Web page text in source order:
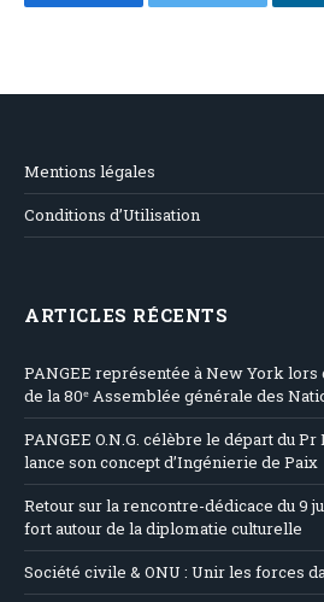
Facebook Twitter
Mentions légales
Conditions d’Utilisation
ARTICLES RÉCENTS
PANGEE représentée à New York lors
de la 80ᵉ Assemblée générale des
PANGEE O.N.G. célèbre le départ du
lance son concept d’Ingénierie de Paix
Retour sur la rencontre-dédicace du 9
fort autour de la diplomatie culturelle
Société civile & ONU : Unir les forces